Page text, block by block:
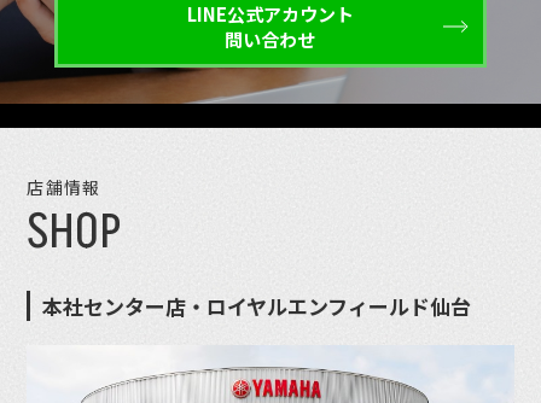
LINE公式アカウント
問い合わせ
店舗情報
SHOP
本社センター店・ロイヤルエンフィールド仙台